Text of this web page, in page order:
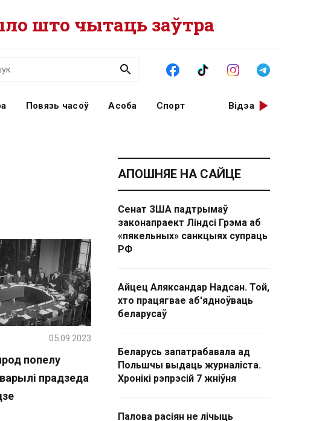
што чытаць заўтра
Повязь часоў Асоба Спорт Відэа
попелу
прадзеда
05.09.2023
АПОШНЯЕ НА САЙЦЕ
Сенат ЗША падтрымаў
законапраект Ліндсі Грэма аб
«пякельных» санкцыях супраць
РФ
Айцец Аляксандар Надсан. Той,
хто працягвае аб'ядноўваць
беларусаў
Беларусь запатрабавала ад
Польшчы выдаць журналіста.
Хронікі рэпрэсій 7 жніўня
Палова расіян не лічыць